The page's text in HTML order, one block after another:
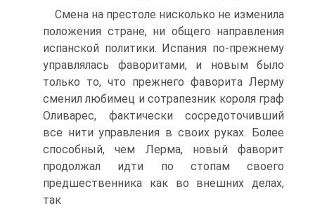
Смена на престоле нисколько не изменила
положе­ния стране, ни общего направления
испанской поли­тики. Испания по-прежнему
управлялась фаворита­ми, и новым было
только то, что прежнего фаворита Лерму
сменил любимец и сотрапезник короля граф
Оливарес, фактически сосредоточивший
все нити управления в своих руках. Более
способный, чем Лерма, новый фаворит
продолжал идти по стопам своего
предшественника как во внешних делах,
так